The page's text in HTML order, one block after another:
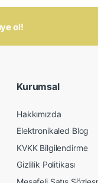
ol!
Kurumsal
Hakkımızda
Elektronikaled Blog
KVKK Bilgilendirme
Gizlilik Politikası